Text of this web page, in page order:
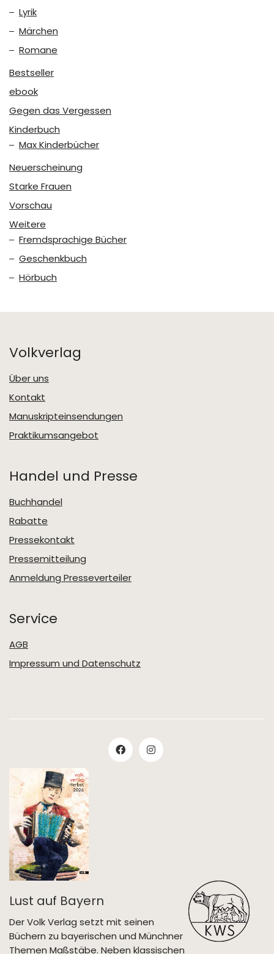
Lyrik
Märchen
Romane
Bestseller
ebook
Gegen das Vergessen
Kinderbuch
Max Kinderbücher
Neuerscheinung
Starke Frauen
Vorschau
Weitere
Fremdsprachige Bücher
Geschenkbuch
Hörbuch
Volkverlag
Über uns
Kontakt
Manuskripteinsendungen
Praktikumsangebot
Handel und Presse
Buchhandel
Rabatte
Pressekontakt
Pressemitteilung
Anmeldung Presseverteiler
Service
AGB
Impressum und Datenschutz
Lust auf Bayern
Der Volk Verlag setzt mit seinen
Büchern zu bayerischen und Münchner
Themen Maßstäbe. Neben klassischen